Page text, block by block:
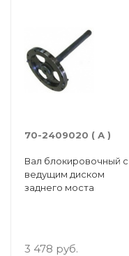
70-2409020 ( А )
Вал блокировочный с
ведущим диском
заднего моста
3 478 руб.